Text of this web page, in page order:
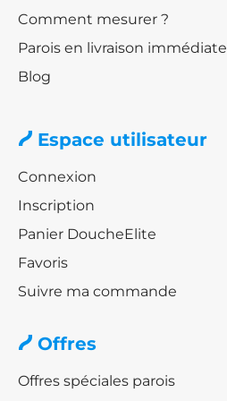
Comment mesurer ?
Parois en livraison immédiate
Blog
Espace utilisateur
Connexion
Inscription
Panier DoucheElite
Favoris
Suivre ma commande
Offres
Offres spéciales parois